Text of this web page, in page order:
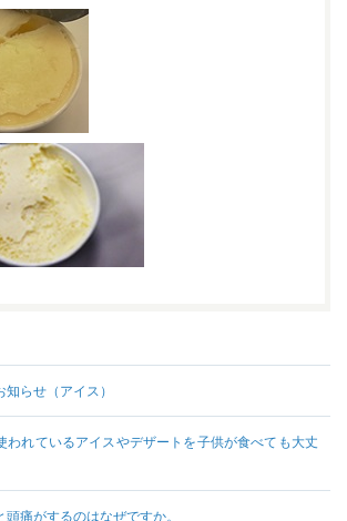
らせ（アイス）
われているアイスやデザートを子供が食べても大丈
痛がするのはなぜですか。